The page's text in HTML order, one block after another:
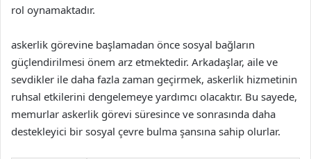
rol oynamaktadır.
askerlik görevine başlamadan önce sosyal bağların
güçlendirilmesi önem arz etmektedir. Arkadaşlar, aile ve
sevdikler ile daha fazla zaman geçirmek, askerlik hizmetinin
ruhsal etkilerini dengelemeye yardımcı olacaktır. Bu sayede,
memurlar askerlik görevi süresince ve sonrasında daha
destekleyici bir sosyal çevre bulma şansına sahip olurlar.